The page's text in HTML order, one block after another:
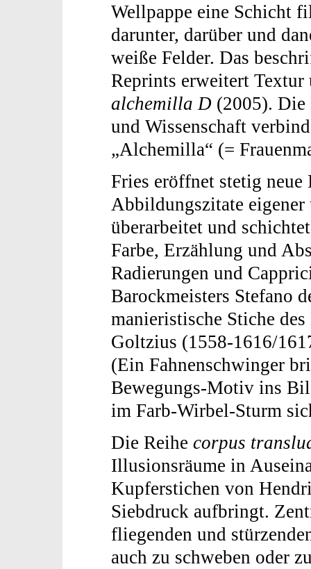
Wellpappe eine Schicht
darunter, darüber und
weiße Felder. Das
Reprints erweitert Textur
alchemilla D (2005). Die
und Wissenschaft
„Alchemilla“ (=
Fries eröffnet stetig
Abbildungszitate
überarbeitet und
Farbe, Erzählung und
Radierungen und
Barockmeisters Stefano
manieristische Stiche
Goltzius (1558-1616/
(Ein Fahnenschwinger
Bewegungs-Motiv ins
im Farb-Wirbel-Sturm
Die Reihe corpus
Illusionsräume in
Kupferstichen von
Siebdruck aufbringt.
fliegenden und
auch zu schweben oder